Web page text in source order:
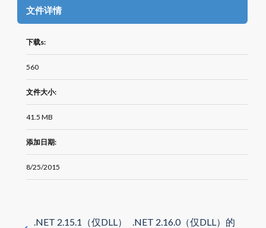
文件详情
下载s:
560
文件大小:
41.5 MB
添加日期:
8/25/2015
.NET 2.15.1（仅DLL）
.NET 2.16.0（仅DLL）的